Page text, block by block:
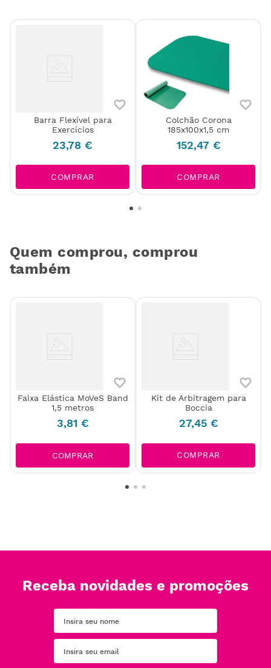
Barra Flexível para
Exercícios
23,78 €
COMPRAR
Colchão Corona
185x100x1,5 cm
152,47 €
COMPRAR
Quem comprou, comprou
também
Faixa Elástica MoVeS Band
1,5 metros
3,81 €
COMPRAR
Kit de Arbitragem para
Boccia
27,45 €
COMPRAR
Receba novidades e promoções